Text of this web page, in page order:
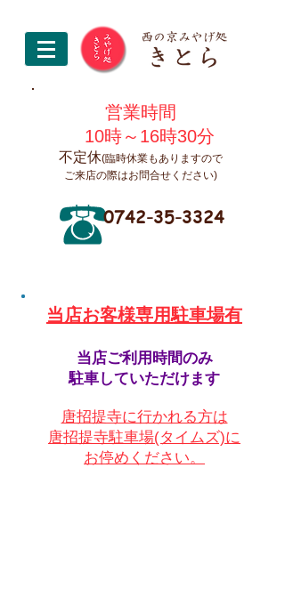
0742-35-3324
営業時間
10時～16時30分
不定休(臨時休業もありますので
ご来店の際はお問合せください)
​当店お客様専用駐車場有
当店ご利用時間のみ
駐車していただけます
唐招提寺に行かれる方は
唐招提寺駐車場(タイムズ)に
お停めください。